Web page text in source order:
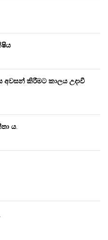
අවසන් කිරීමට කාලය උදාවී
ය.